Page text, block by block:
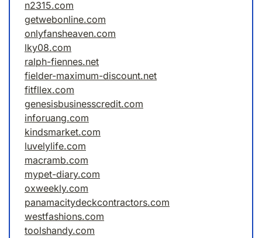
n2315.com
getwebonline.com
onlyfansheaven.com
lky08.com
ralph-fiennes.net
fielder-maximum-discount.net
fitfllex.com
genesisbusinesscredit.com
inforuang.com
kindsmarket.com
luvelylife.com
macramb.com
mypet-diary.com
oxweekly.com
panamacitydeckcontractors.com
westfashions.com
toolshandy.com